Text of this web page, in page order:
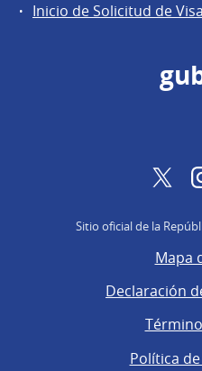
Inicio de Solicitud de
Sitio oficial de la
Mapa
Declaración
Política